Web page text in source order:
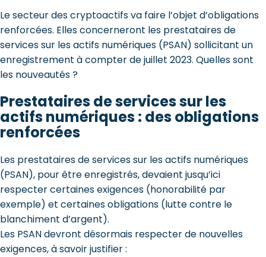
Le secteur des cryptoactifs va faire l’objet d’obligations
renforcées. Elles concerneront les prestataires de
services sur les actifs numériques (PSAN) sollicitant un
enregistrement à compter de juillet 2023. Quelles sont
les nouveautés ?
Prestataires de services sur les
actifs numériques : des obligations
renforcées
Les prestataires de services sur les actifs numériques
(PSAN), pour être enregistrés, devaient jusqu’ici
respecter certaines exigences (honorabilité par
exemple) et certaines obligations (lutte contre le
blanchiment d’argent).
Les PSAN devront désormais respecter de nouvelles
exigences, à savoir justifier :